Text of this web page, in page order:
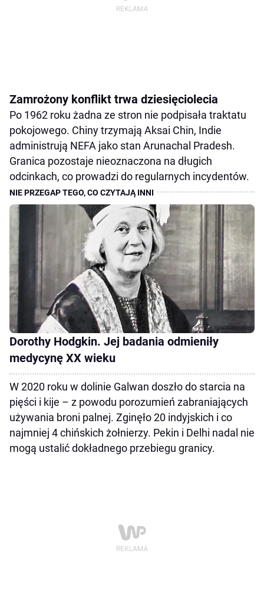
Zamrożony konflikt trwa dziesięciolecia
Po 1962 roku żadna ze stron nie podpisała traktatu
pokojowego. Chiny trzymają Aksai Chin, Indie
administrują NEFA jako stan Arunachal Pradesh.
Granica pozostaje nieoznaczona na długich
odcinkach, co prowadzi do regularnych incydentów.
Dorothy Hodgkin. Jej badania odmieniły
medycynę XX wieku
W 2020 roku w dolinie Galwan doszło do starcia na
pięści i kije – z powodu porozumień zabraniających
używania broni palnej. Zginęło 20 indyjskich i co
najmniej 4 chińskich żołnierzy. Pekin i Delhi nadal nie
mogą ustalić dokładnego przebiegu granicy.